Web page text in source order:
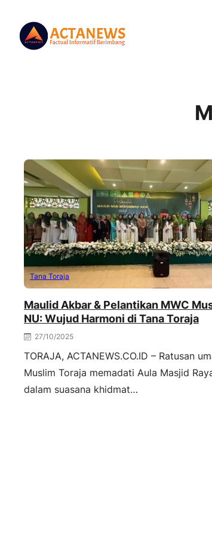
Tana Toraja
Maulid Akbar & Pelantikan MWC
NU: Wujud Harmoni di Tana Toraja
27/10/2025
TORAJA, ACTANEWS.CO.ID – Ratusan
Muslim Toraja memadati Aula Masjid
dalam suasana khidmat…